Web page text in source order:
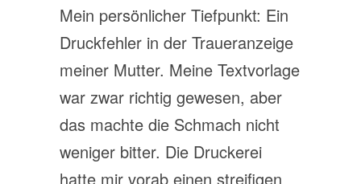
Mein persönlicher Tiefpunkt: Ein
Druckfehler in der Traueranzeige
meiner Mutter. Meine Textvorlage
war zwar richtig gewesen, aber
das machte die Schmach nicht
weniger bitter. Die Druckerei
hatte mir vorab einen streifigen